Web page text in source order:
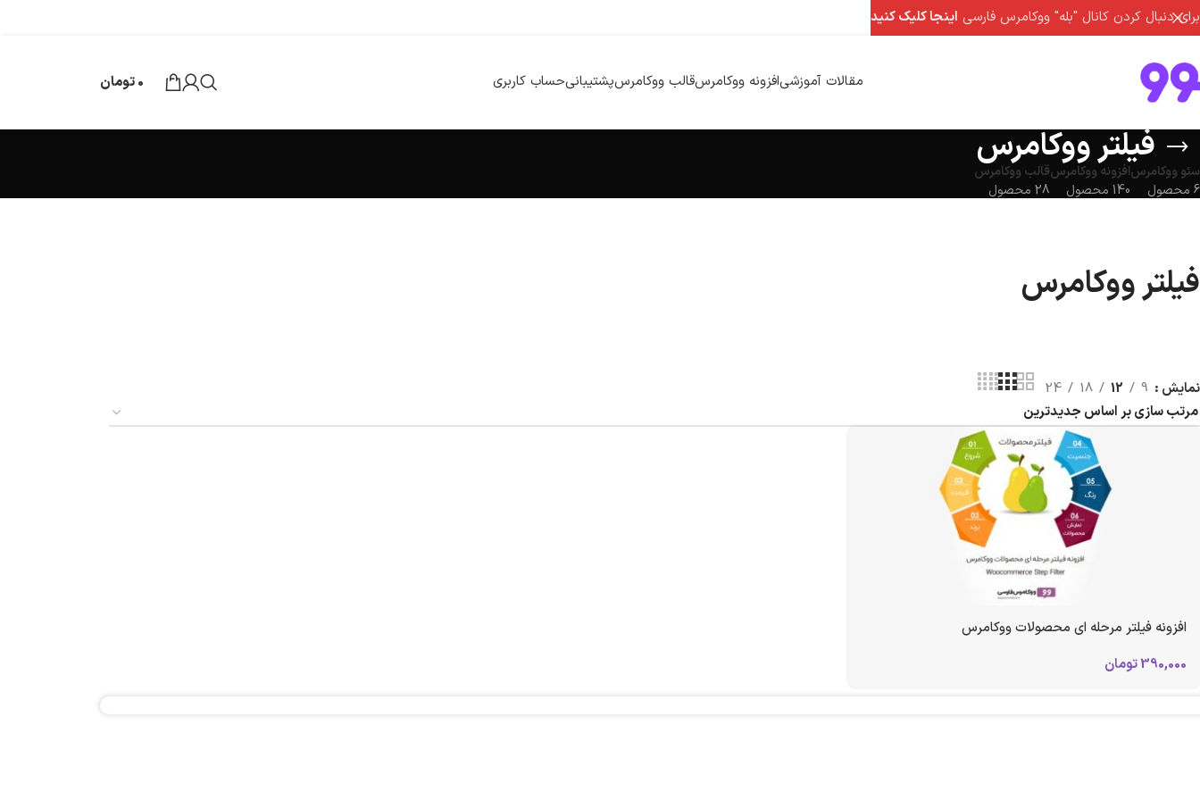
مقالات آموزشیافزونه ووکامرسقالب ووکامرسپشتیبانیحساب کاربری 0تومان
فیلتر ووکامرس
سئو ووکامرس
6 محصول
افزونه ووکامرس
140 محصول
قالب ووکامرس
28 محصول
فیلتر ووکامرس
نمایش 9
12
18
24
افزونه فیلتر مرحله ای محصولات ووکامرس
390,000تومان
برای دنبال کردن کانال "بله" ووکامرس فارسی اینجا کلیک کنید